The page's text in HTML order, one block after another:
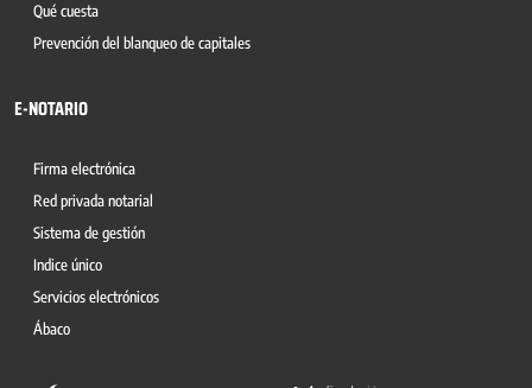
Qué cuesta
Prevención del blanqueo de capitales
E-NOTARIO
Firma electrónica
Red privada notarial
Sistema de gestión
Indice único
Servicios electrónicos
Ábaco